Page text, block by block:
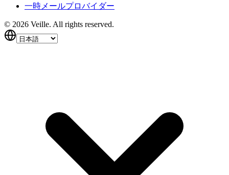
一時メールプロバイダー
© 2026 Veille. All rights reserved.